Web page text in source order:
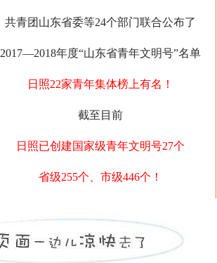
共青团山东省委等24个部门联合公布了
2017—2018年度“山东省青年文明号”名单
日照22家青年集体榜上有名！
截至目前
日照已创建国家级青年文明号27个
省级255个、市级446个！